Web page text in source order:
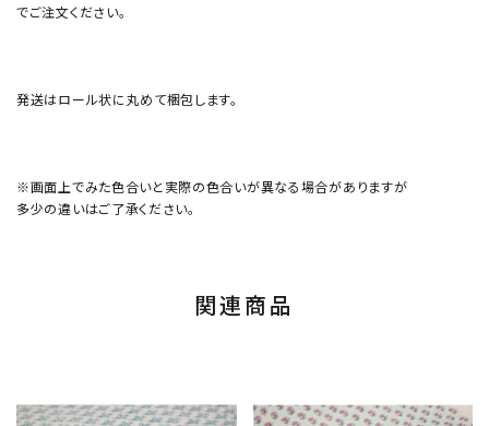
でご注文ください。
発送はロール状に丸めて梱包します。
※画面上でみた色合いと実際の色合いが異なる場合がありますが
多少の違いはご了承ください。
関連商品